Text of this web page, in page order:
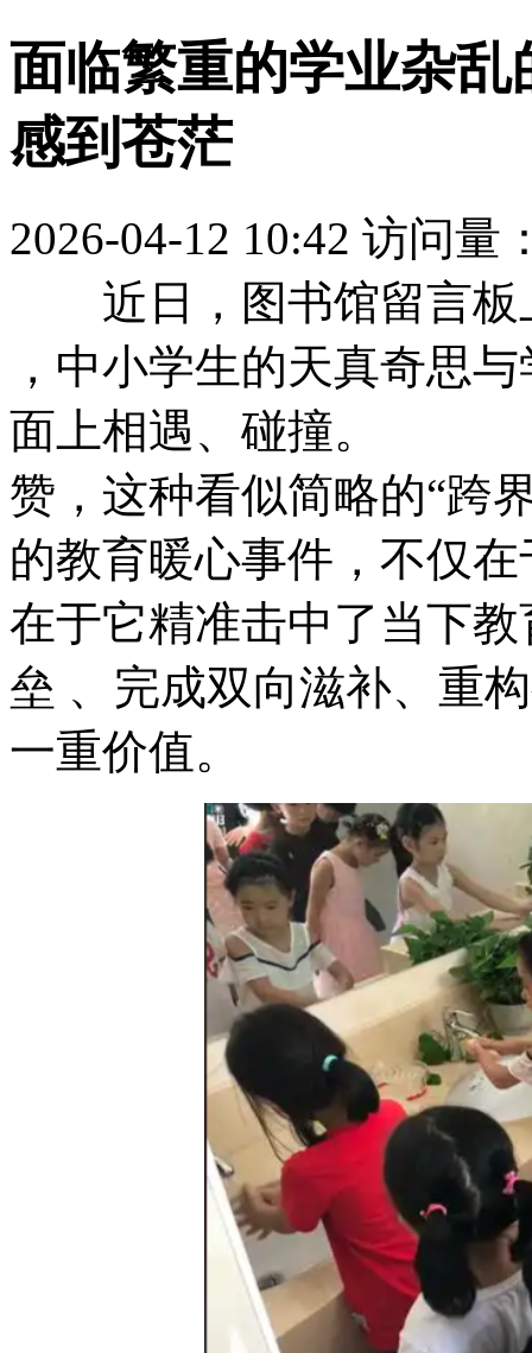
面临繁重的学业杂
感到苍茫
2026-04-12 10:42 访问量
近日，图书馆留言板
，中小学生的天真奇
面上相遇、碰撞
赞，这种看似简略的“跨
的教育暖心事件，
在于它精准击中了当下
垒 、完成双向滋补
一重价值。